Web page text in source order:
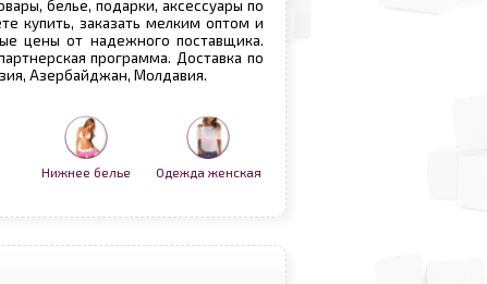
белье, подарки, аксессуары по
купить, заказать мелким оптом и
цены от надежного поставщика.
программа. Доставка по
Азербайджан, Молдавия.
Нижнее белье Одежда женская